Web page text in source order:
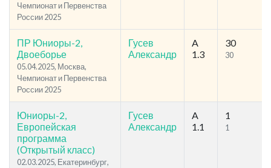
Чемпионат и Первенства
России 2025
ПР Юниоры-2,
Двоеборье
05.04.2025, Москва,
Чемпионат и Первенства
России 2025
Гусев
Александр
A
1.3
30
30
Юниоры-2,
Европейская
программа
(Открытый класс)
02.03.2025, Екатеринбург,
Гусев
Александр
A
1.1
1
1